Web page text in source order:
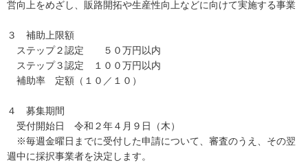
営向上をめざし、販路開拓や生産性向上などに向けて実施する事業
３ 補助上限額
ステップ２認定 ５０万円以内
ステップ３認定 １００万円以内
補助率 定額（１０／１０）
４ 募集期間
受付開始日 令和２年４月９日（木）
※毎週金曜日までに受付した申請について、審査のうえ、その翌
週中に採択事業者を決定します。